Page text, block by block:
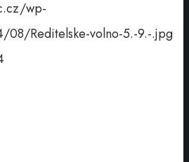
wp-
Reditelske-volno-5.-9.-.jpg